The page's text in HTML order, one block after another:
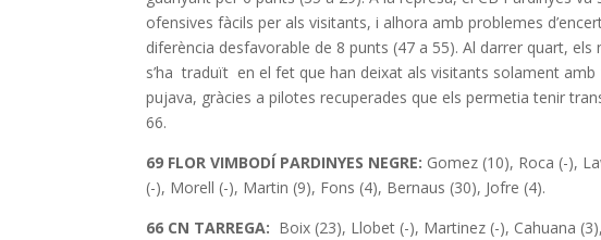
ofensives fàcils per als visitants, i alhora amb problemes
diferència desfavorable de 8 punts (47 a 55). Al darrer quart,
s’ha traduït en el fet que han deixat als visitants solament
pujava, gràcies a pilotes recuperades que els permetia tenir
66.
69 FLOR VIMBODÍ PARDINYES NEGRE: Gomez (10), Roca (-),
(-), Morell (-), Martin (9), Fons (4), Bernaus (30), Jofre (4).
66 CN TARREGA: Boix (23), Llobet (-), Martinez (-), Cahuana